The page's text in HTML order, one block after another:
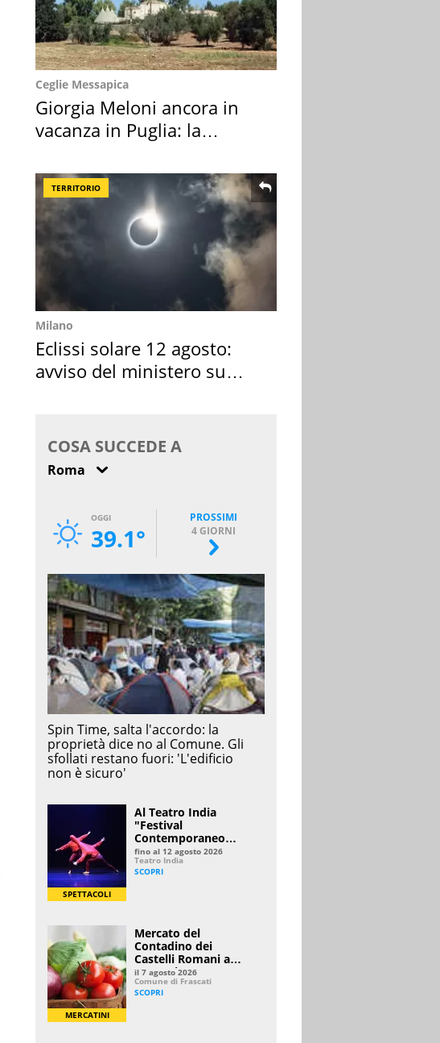
Ceglie Messapica
Giorgia Meloni ancora in
vacanza in Puglia: la
TERRITORIO
Milano
Eclissi solare 12 agosto:
avviso del ministero su